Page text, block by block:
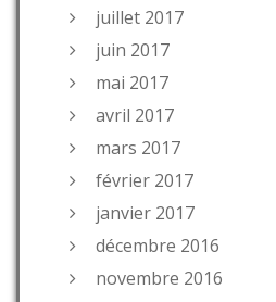
juillet 2017
juin 2017
mai 2017
avril 2017
mars 2017
février 2017
janvier 2017
décembre 2016
novembre 2016